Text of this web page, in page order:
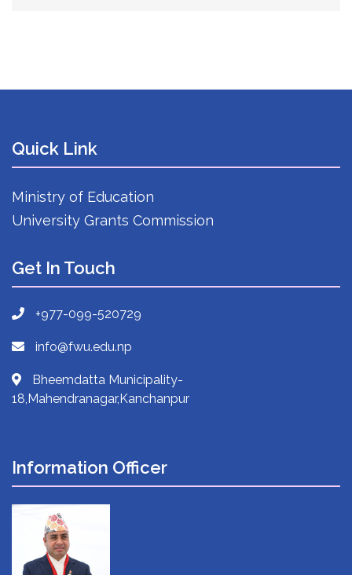
Quick Link
Ministry of Education
University Grants Commission
Get In Touch
+977-099-520729
info@fwu.edu.np
Bheemdatta Municipality-
18,Mahendranagar,Kanchanpur
Information Officer